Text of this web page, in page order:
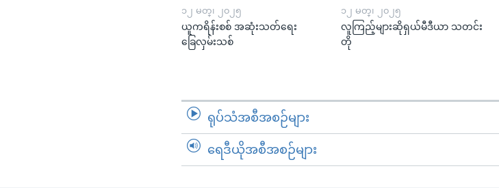
၁၂ မတ္၊ ၂၀၂၅
ယူကရိန်းစစ် အဆုံးသတ်ရေး
ခြေလှမ်းသစ်
၁၂ မတ္၊ ၂၀၂၅
လူကြည့်များဆိုရှယ်မီဒီယာ သတင်း
တို
ရုပ်သံအစီအစဉ်များ
ရေဒီယိုအစီအစဉ်များ